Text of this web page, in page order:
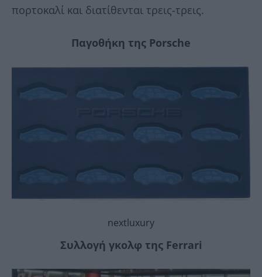
πορτοκαλί και διατίθενται τρεις-τρεις.
Παγοθήκη της Porsche
nextluxury
Συλλογή γκολφ της Ferrari